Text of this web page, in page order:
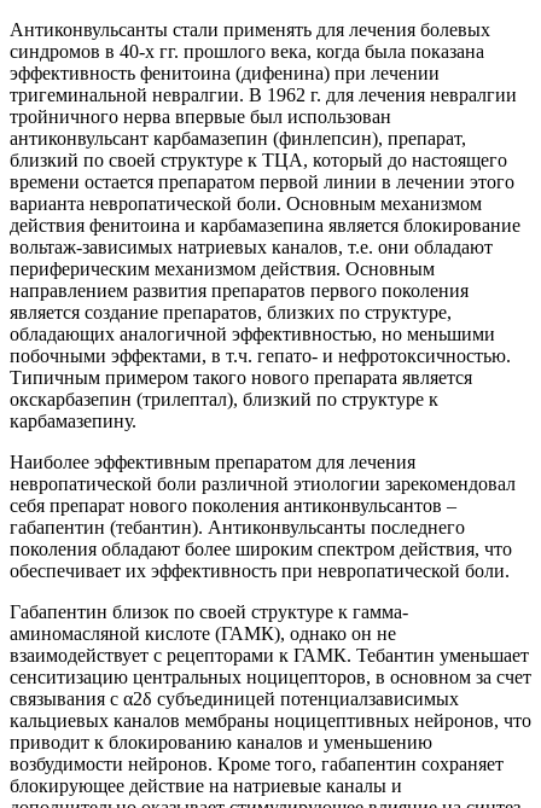
Антиконвульсанты стали применять для лечения болевых
синдромов в 40-х гг. прошлого века, когда была показана
эффективность фенитоина (дифенина) при лечении
тригеминальной невралгии. В 1962 г. для лечения невралгии
тройничного нерва впервые был использован
антиконвульсант карбамазепин (финлепсин), препарат,
близкий по своей структуре к ТЦА, который до настоящего
времени остается препаратом первой линии в лечении этого
варианта невропатической боли. Основным механизмом
действия фенитоина и карбамазепина является блокирование
вольтаж-зависимых натриевых каналов, т.е. они обладают
периферическим механизмом действия. Основным
направлением развития препаратов первого поколения
является создание препаратов, близких по структуре,
обладающих аналогичной эффективностью, но меньшими
побочными эффектами, в т.ч. гепато- и нефротоксичностью.
Типичным примером такого нового препарата является
окскарбазепин (трилептал), близкий по структуре к
карбамазепину.
Наиболее эффективным препаратом для лечения
невропатической боли различной этиологии зарекомендовал
себя препарат нового поколения антиконвульсантов –
габапентин (тебантин). Антиконвульсанты последнего
поколения обладают более широким спектром действия, что
обеспечивает их эффективность при невропатической боли.
Габапентин близок по своей структуре к гамма-
аминомасляной кислоте (ГАМК), однако он не
взаимодействует с рецепторами к ГАМК. Тебантин уменьшает
сенситизацию центральных ноцицепторов, в основном за счет
связывания с α2δ субъединицей потенциалзависимых
кальциевых каналов мембраны ноцицептивных нейронов, что
приводит к блокированию каналов и уменьшению
возбудимости нейронов. Кроме того, габапентин сохраняет
блокирующее действие на натриевые каналы и